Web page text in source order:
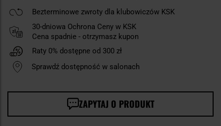
Bezterminowe zwroty dla klubowiczów KSK
30-dniowa Ochrona Ceny w KSK
Cena spadnie - otrzymasz kupon
Raty 0% dostępne od 300 zł
Sprawdź dostępność w salonach
ZAPYTAJ O PRODUKT